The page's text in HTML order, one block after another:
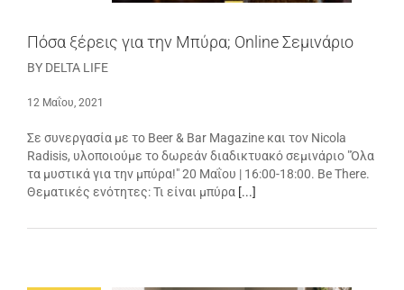
Πόσα ξέρεις για την Μπύρα; Online Σεμινάριο
BY DELTA LIFE
12 Μαΐου, 2021
Σε συνεργασία με το Beer & Bar Magazine και τον Nicola
Radisis, υλοποιούμε το δωρεάν διαδικτυακό σεμινάριο "Όλα
τα μυστικά για την μπύρα!" 20 Μαΐου | 16:00-18:00. Be There.
Θεματικές ενότητες: Τι είναι μπύρα [...]